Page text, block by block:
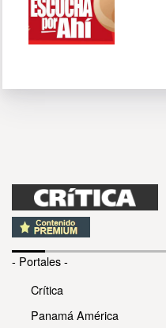
- Portales -
Crítica
Panamá América